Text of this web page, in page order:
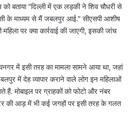
बताया "दिल्ली में एक लड़की ने शिव चौधरी से
के माध्यम से मैं जबलपुर आई." सीएसपी आशीष
पर क्या कार्रवाई की जाएगी, इसकी जांच
में इसी तरह का मामला सामने आया था, जहां
में देह व्यापार कराने वाले लोग इन महिलाओं
हैं. मोबाइल पर ग्राहकों को फोटो और नंबर
की आड़ में भी कई जगहों पर इसी तरह के गलत